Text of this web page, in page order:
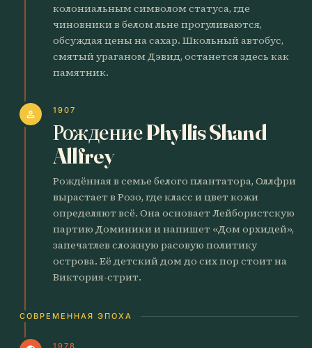
колониальным символом статуса, где
чиновники в белом льне прогуливаются,
обсуждая цены на сахар. Школьный автобус,
смятый ураганом Дэвид, останется здесь как
памятник.
person 1907
Рождение Phyllis Shand
Allfrey
Рождённая в семье белого плантатора, Оллфри
вырастает в Розо, где класс и цвет кожи
определяют всё. Она основает Лейбористскую
партию Доминики и напишет «Дом орхидей»,
запечатлев сложную расовую политику
острова. Её детский дом до сих пор стоит на
Виктория-стрит.
СОВРЕМЕННАЯ ЭПОХА
1978